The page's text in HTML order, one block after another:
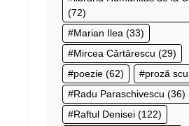
(72)
Marian Ilea (33)
Mircea Cărtărescu (29)
poezie (62) proză
Radu Paraschivescu (36)
Raftul Denisei (122)